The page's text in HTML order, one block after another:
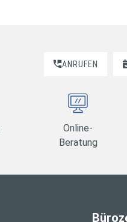
ANRUFEN
Online-
Beratung